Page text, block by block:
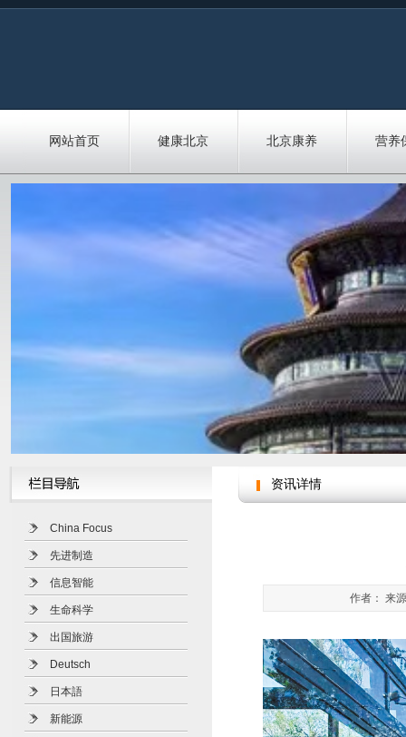
网站首页 健康北京 北京康养 营养
China Focus
先进制造
信息智能
生命科学
出国旅游
Deutsch
日本語
新能源
资讯详情
作者： 来